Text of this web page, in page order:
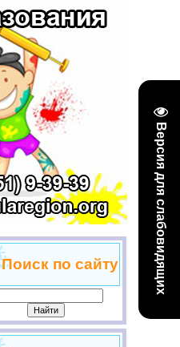
Версия для слабовидящих
Поиск по сайту